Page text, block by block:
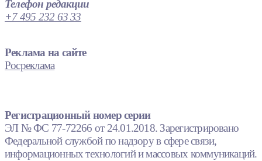
Телефон редакции
+7 495 232 63 33
Реклама на сайте
Росреклама
Регистрационный номер серии
ЭЛ № ФС 77-72266 от 24.01.2018. Зарегистрировано
Федеральной службой по надзору в сфере связи,
информационных технологий и массовых коммуникаций.